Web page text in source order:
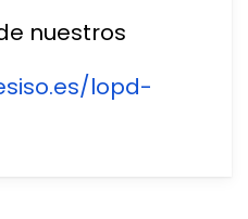
nuestros
lopd-